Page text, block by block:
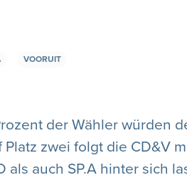
VOORUIT
der Wähler würden
zwei folgt die CD&V
auch SP.A hinter sich